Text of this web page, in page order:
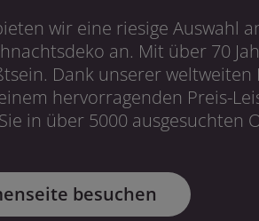
wir eine riesige Auswahl
an. Mit über 70
Dank unserer
hervorragenden Preis-
in über 5000 ausgesuchten
besuchen